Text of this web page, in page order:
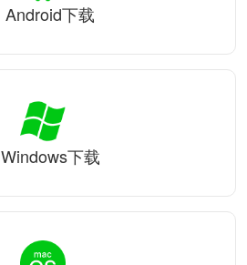
Android下载
Windows下载